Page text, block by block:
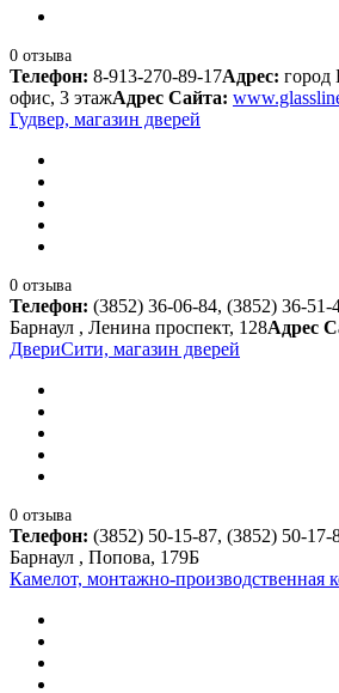
0 отзыва
Телефон: 8-913-270-89-17Адрес: город
офис, 3 этажАдрес Сайта:
Гудвер, магазин дверей
0 отзыва
Телефон: (3852) 36-06-84, (3852) 36-51-
Барнаул , Ленина проспект, 128Адрес
ДвериСити, магазин дверей
0 отзыва
Телефон: (3852) 50-15-87, (3852) 50-17-
Барнаул , Попова, 179Б
Камелот, монтажно-производственная